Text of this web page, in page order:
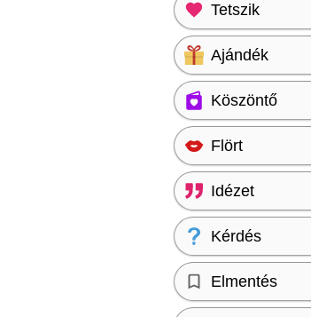
Tetszik
Ajándék
Köszöntő
Flört
Idézet
Kérdés
Elmentés